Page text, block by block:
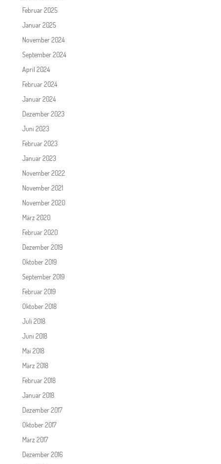
Februar 2025
Januar 2025
November 2024
September 2024
April 2024
Februar 2024
Januar 2024
Dezember 2023
Juni 2023
Februar 2023
Januar 2023
November 2022
November 2021
November 2020
März 2020
Februar 2020
Dezember 2019
Oktober 2019
September 2019
Februar 2019
Oktober 2018
Juli 2018
Juni 2018
Mai 2018
März 2018
Februar 2018
Januar 2018
Dezember 2017
Oktober 2017
März 2017
Dezember 2016